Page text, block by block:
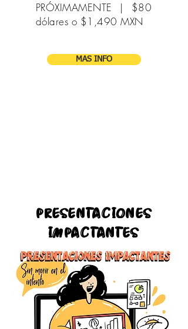
PRÓXIMAMENTE | $80
dólares o $1,490 MXN
MAS INFO
presentaciones
impactantes